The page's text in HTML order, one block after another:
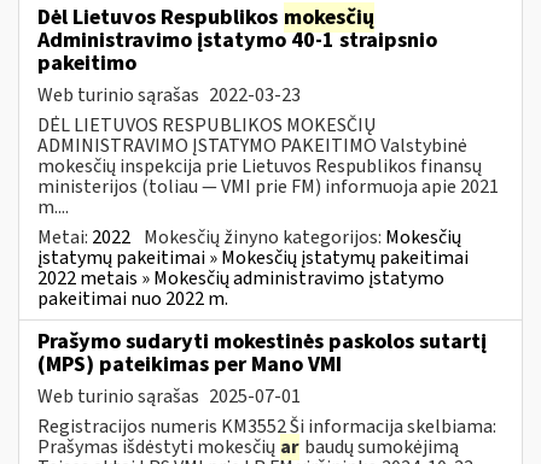
Dėl Lietuvos Respublikos mokesčių
Administravimo įstatymo 40-1 straipsnio
pakeitimo
Web turinio sąrašas 2022-03-23
DĖL LIETUVOS RESPUBLIKOS MOKESČIŲ
ADMINISTRAVIMO ĮSTATYMO PAKEITIMO Valstybinė
mokesčių inspekcija prie Lietuvos Respublikos finansų
ministerijos (toliau — VMI prie FM) informuoja apie 2021
m....
Metai: 2022 Mokesčių žinyno kategorijos: Mokesčių
įstatymų pakeitimai » Mokesčių įstatymų pakeitimai
2022 metais » Mokesčių administravimo įstatymo
pakeitimai nuo 2022 m.
Prašymo sudaryti mokestinės paskolos sutartį
(MPS) pateikimas per Mano VMI
Web turinio sąrašas 2025-07-01
Registracijos numeris KM3552 Ši informacija skelbiama:
Prašymas išdėstyti mokesčių ar baudų sumokėjimą